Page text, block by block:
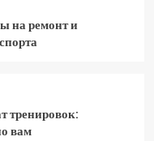
на ремонт и
тренировок:
вам